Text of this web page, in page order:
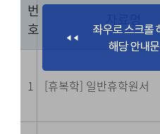
번
호
1 [휴복학] 일반휴학원서